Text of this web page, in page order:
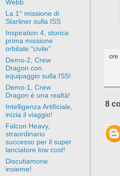
ore
8
Webb
La 1° missione di
Starliner sulla ISS
Inspiration 4, storica
prima missione
orbitale "civile"
Demo-2, Crew
Dragon con
equipaggio sulla ISS!
Demo-1, Crew
Dragon è una realtà!
Intelligenza Artificiale,
inizia il viaggio!
Falcon Heavy,
straordinario
successo per il super
lanciatore low cost!
Discutiamone
insieme!